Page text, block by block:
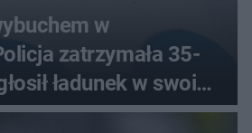
w
zatrzymała 35-
ładunek w swoim